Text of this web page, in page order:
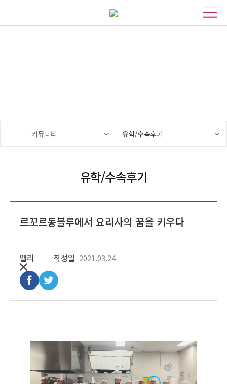
커뮤니티 유학/수속후기
유학/수속후기
르꼬르동블루에서 요리사의 꿈을 키우다
엘리 작성일 2021.03.24